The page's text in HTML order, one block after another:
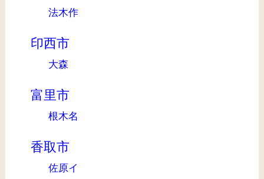
法木作
印西市
大森
富里市
根木名
香取市
佐原イ